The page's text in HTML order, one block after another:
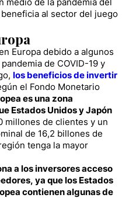
medio de la pandemia del
al sector del juego
Europa debido a algunos
de COVID-19 y
los beneficios de invertir
el Fondo Monetario
es una zona
Estados Unidos y Japón
millones de clientes y un
de 16,2 billones de
tenga la mayor
a los inversores acceso
ya que los Estados
contienen algunas de